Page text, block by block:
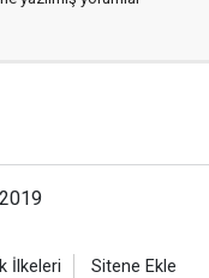
İlkeleri Sitene Ekle